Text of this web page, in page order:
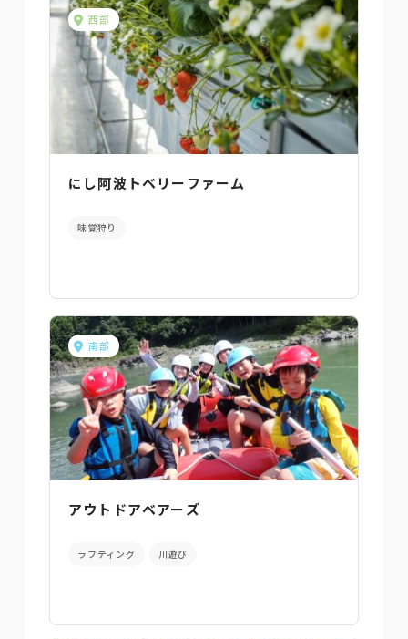
西部
にし阿波トベリーファーム
味覚狩り
南部
アウトドアベアーズ
ラフティング 川遊び